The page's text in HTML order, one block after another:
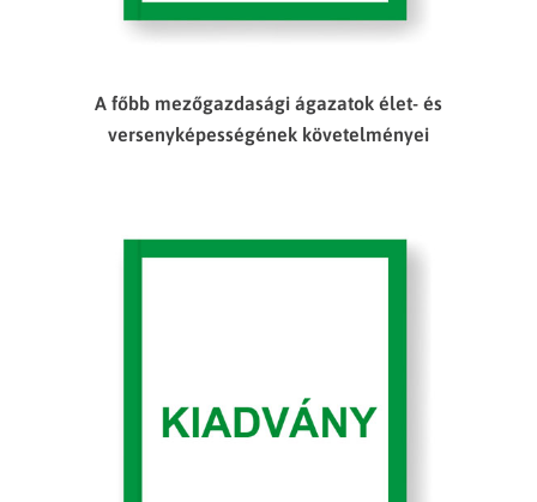
A főbb mezőgazdasági ágazatok élet- és
versenyképességének követelményei